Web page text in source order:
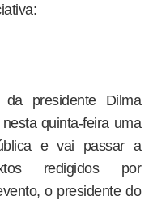
presidente Dilma
quinta-feira uma
e vai passar a
redigidos por
o presidente do